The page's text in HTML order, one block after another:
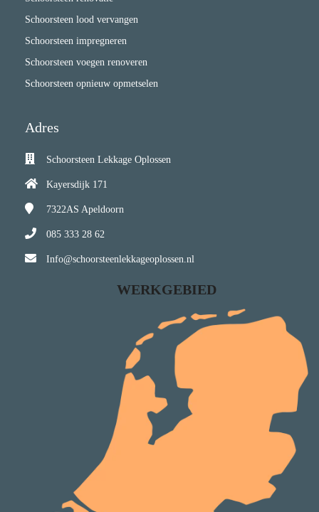
Schoorsteen lood vervangen
Schoorsteen impregneren
Schoorsteen voegen renoveren
Schoorsteen opnieuw opmetselen
Adres
Schoorsteen Lekkage Oplossen
Kayersdijk 171
7322AS Apeldoorn
085 333 28 62
Info@schoorsteenlekkageoplossen.nl
WERKGEBIED